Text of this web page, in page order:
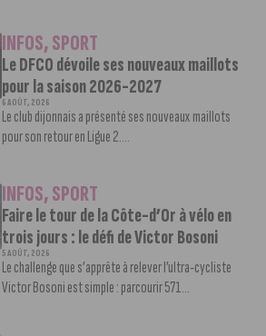
INFOS,SPORT
Le DFCO dévoile ses nouveaux maillots
pour la saison 2026-2027
6 AOÛT, 2026
Le club dijonnais a présenté ses nouveaux maillots
pour son retour en Ligue 2....
INFOS,SPORT
Faire le tour de la Côte-d’Or à vélo en
trois jours : le défi de Victor Bosoni
5 AOÛT, 2026
Le challenge que s’apprête à relever l’ultra-cycliste
Victor Bosoni est simple : parcourir 571...